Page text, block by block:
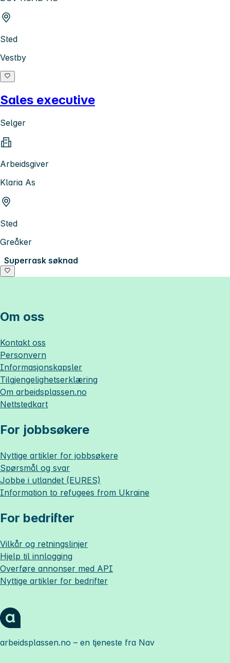
Sted
Vestby
Sales executive
Selger
Arbeidsgiver
Klaria As
Sted
Greåker
Superrask søknad
Om oss
Kontakt oss
Personvern
Informasjonskapsler
Tilgjengelighetserklæring
Om arbeidsplassen.no
Nettstedkart
For jobbsøkere
Nyttige artikler for jobbsøkere
Spørsmål og svar
Jobbe i utlandet (EURES)
Information to refugees from Ukraine
For bedrifter
Vilkår og retningslinjer
Hjelp til innlogging
Overføre annonser med API
Nyttige artikler for bedrifter
arbeidsplassen.no – en tjeneste fra Nav